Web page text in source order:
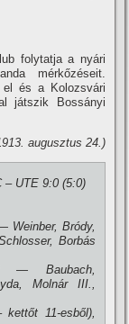
folytatja a nyári
mérkőzéseit.
el és a Kolozsvári
játszik Bossányi
augusztus 24.)
– UTE 9:0 (5:0)
Weinber, Bródy,
Borbás
— Baubach,
Molnár III.,
11-esből),